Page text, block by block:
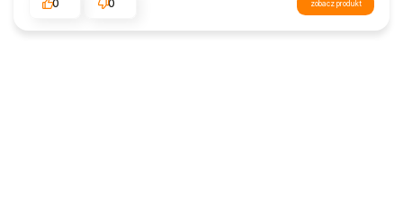
0
0 zobacz produkt